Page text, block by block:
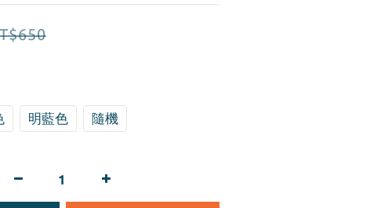
明藍色 隨機